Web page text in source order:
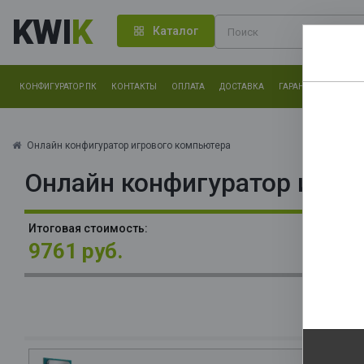
KWIK Каталог
КОНФИГУРАТОР ПК КОНТАКТЫ ОПЛАТА ДОСТАВКА ГАРАНТИЯ
Онлайн конфигуратор игрового компьютера
Онлайн конфигуратор
Итоговая стоимость:
9761 руб.